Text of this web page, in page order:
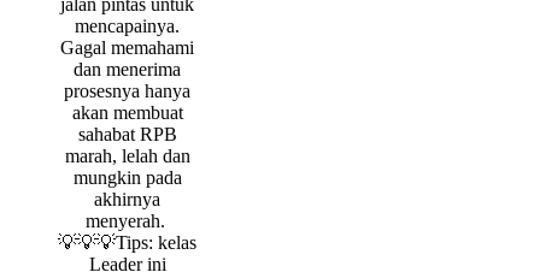
mencapainya.
Gagal memahami
dan menerima
prosesnya hanya
akan membuat
sahabat RPB
marah, lelah dan
mungkin pada
akhirnya
menyerah.
💡💡💡Tips: kelas
Leader ini